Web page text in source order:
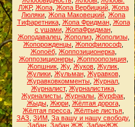
ЛЖР, Жопа, Жопа Вербицкий, Жопа
Люляки Жопа Маковецкий Жопа
Тифаретника, Жопа Фридман, Жопа
с ушами, ЖопаФридман,
Жоподавалец, Жополиз, Жополизы,
Жопорожденцы Жопофилософ
Жопоёб, Жоппозиционерка,
Жоппозиционеры, Жоппоопозиция,
Жопшник Жу, Жуков Жулик
Жулики, Жульман, Журавков,
Журавковкомменты Журнал
Журналист, Журналистика,
Журналисты Журналы Журфак
Жыды, Жюри, Жёлтая дорога,
Жёлтая пресса Жёлтые листья
ЗАЗ ЗИМ За вашу и нашу свободу,
Забан, Забан ЖЖ, ЗабанЖЖ,